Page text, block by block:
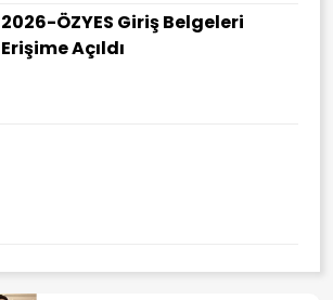
2026-ÖZYES Giriş Belgeleri
Erişime Açıldı